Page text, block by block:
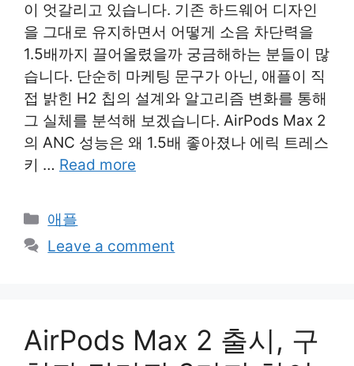
이 엇갈리고 있습니다. 기존 하드웨어 디자인
을 그대로 유지하면서 어떻게 소음 차단력을
1.5배까지 끌어올렸을까 궁금해하는 분들이 많
습니다. 단순히 마케팅 문구가 아닌, 애플이 직
접 밝힌 H2 칩의 설계와 알고리즘 변화를 통해
그 실체를 분석해 보겠습니다. AirPods Max 2
의 ANC 성능은 왜 1.5배 좋아졌나 에릭 트레스
키 … Read more
Categories
애플
Leave a comment
AirPods Max 2 출시, 구